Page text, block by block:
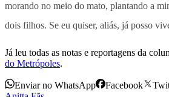
morando no meio do mato, plantando a
dois filhos. Se eu quiser, aliás, já posso
Já leu todas as notas e reportagens da
do Metrópoles.
Enviar no WhatsApp Facebook